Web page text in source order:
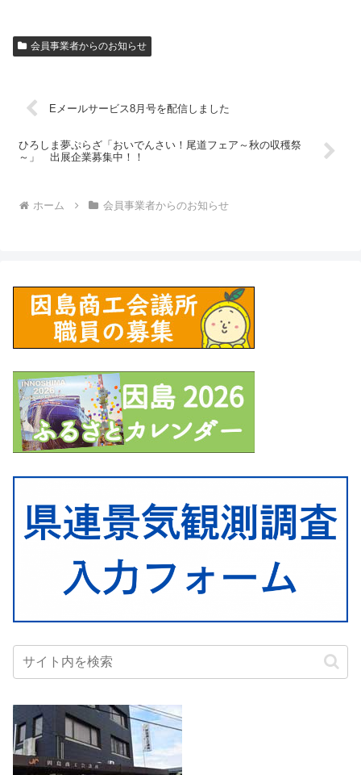
会員事業者からのお知らせ
Eメールサービス8月号を配信しました
ひろしま夢ぷらざ「おいでんさい！尾道フェア～秋の収穫祭
～」 出展企業募集中！！
ホーム 会員事業者からのお知らせ